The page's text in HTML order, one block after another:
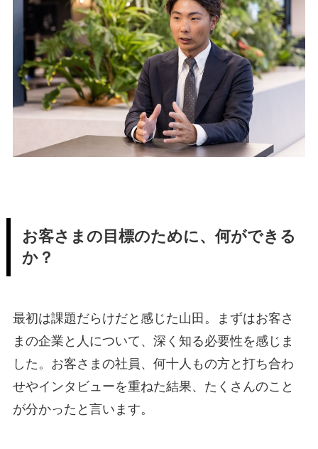
お客さまの目標のために、何ができる
か？
最初は課題だらけだと感じた山田。まずはお客さ
まの企業と人について、深く知る必要性を感じま
した。お客さまの社員、何十人もの方と打ち合わ
せやインタビューを重ねた結果、たくさんのこと
が分かったと言います。